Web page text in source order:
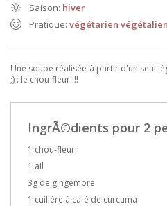
Saison: hiver
Pratique: végétarien végétalien
Une soupe réalisée à partir d'un seul
;) : le chou-fleur !!!
IngrÃ©dients pour 2
1 chou-fleur
1 ail
3g de gingembre
1 cuillère à café de curcuma